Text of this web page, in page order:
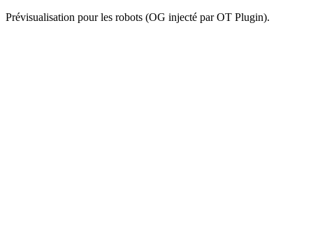
Prévisualisation pour les robots (OG injecté par OT Plugin).